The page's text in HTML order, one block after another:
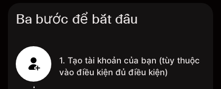
Ba bước để bắt đầu
1. Tạo tài khoản của bạn (tùy thuộc
vào điều kiện đủ điều kiện)